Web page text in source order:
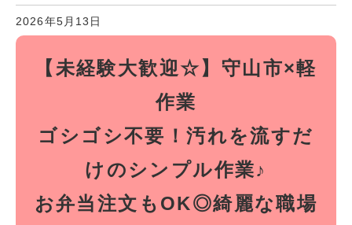
2026年5月13日
【未経験大歓迎☆】守山市×軽
作業
ゴシゴシ不要！汚れを流すだ
けのシンプル作業♪
お弁当注文もOK◎綺麗な職場